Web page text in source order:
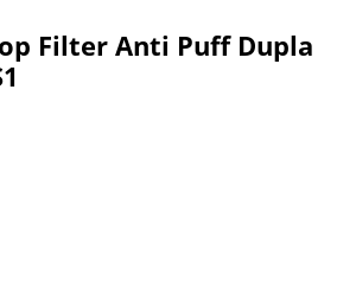
Filter Anti Puff Dupla